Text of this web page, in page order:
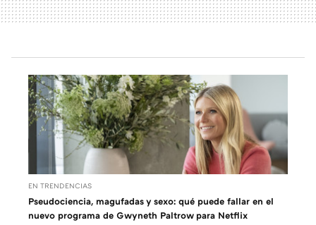
EN TRENDENCIAS
Pseudociencia, magufadas y sexo: qué puede fallar en el
nuevo programa de Gwyneth Paltrow para Netflix